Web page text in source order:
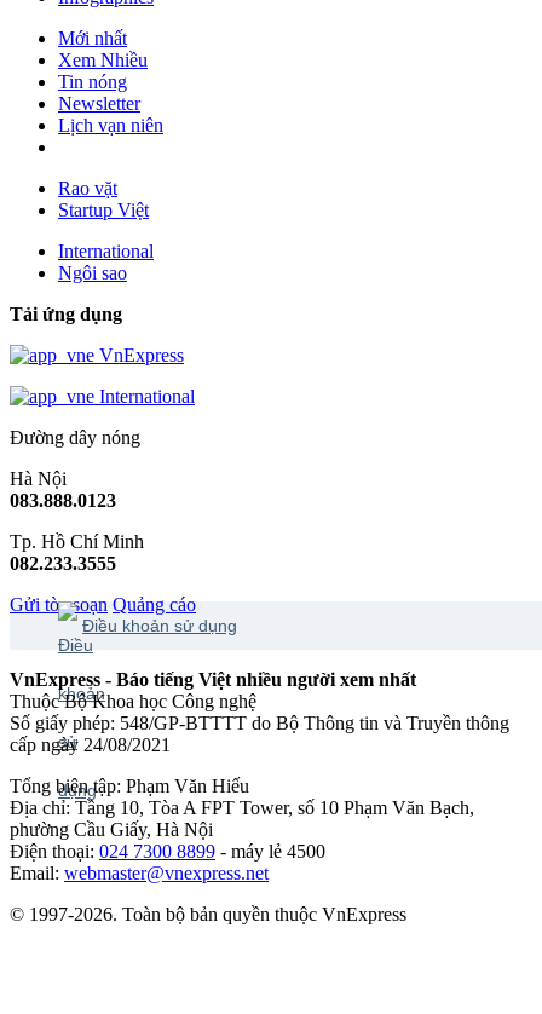
Mới nhất
Xem Nhiều
Tin nóng
Newsletter
Lịch vạn niên
Rao vặt
Startup Việt
International
Ngôi sao
Tải ứng dụng
VnExpress
International
Đường dây nóng
Hà Nội
083.888.0123
Tp. Hồ Chí Minh
082.233.3555
Gửi tòa soạn Quảng cáo
Điều khoản sử dụng
VnExpress - Báo tiếng Việt nhiều người xem nhất
Thuộc Bộ Khoa học Công nghệ
Số giấy phép: 548/GP-BTTTT do Bộ Thông tin và Truyền thông
cấp ngày 24/08/2021
Tổng biên tập: Phạm Văn Hiếu
Địa chỉ: Tầng 10, Tòa A FPT Tower, số 10 Phạm Văn Bạch,
phường Cầu Giấy, Hà Nội
Điện thoại: 024 7300 8899 - máy lẻ 4500
Email: webmaster@vnexpress.net
© 1997-2026. Toàn bộ bản quyền thuộc VnExpress